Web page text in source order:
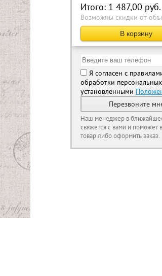
Итого: 1 487,00 руб.
Возможны скидки от
В корзину
Я согласен с
обработки
установленными
Перезвоните
Наш менеджер в
свяжется с вами и поможет
товар либо оформить заказ.